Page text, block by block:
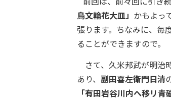
鳥文輪花大皿」 かもよっ
張ります。ちなみに、毎
ることができますので。
さて、久米邦武が明治
あり、 副田喜左衛門日清
「有田岩谷川内へ移リ